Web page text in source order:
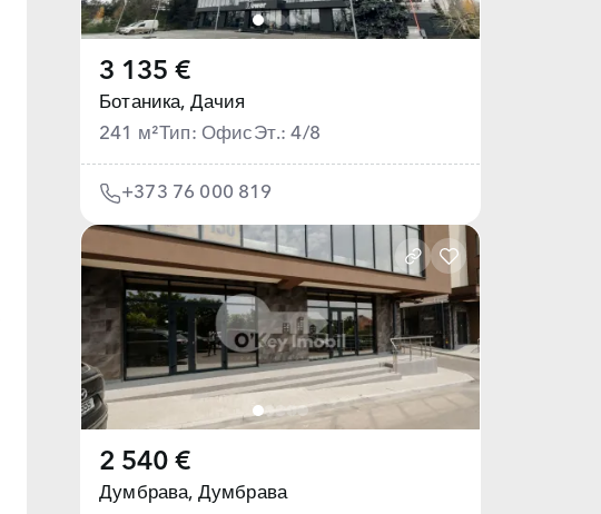
3 135 €
Ботаника, Дачия
241 м²Тип: ОфисЭт.: 4/8
+373 76 000 819
2 540 €
Думбрава, Думбрава